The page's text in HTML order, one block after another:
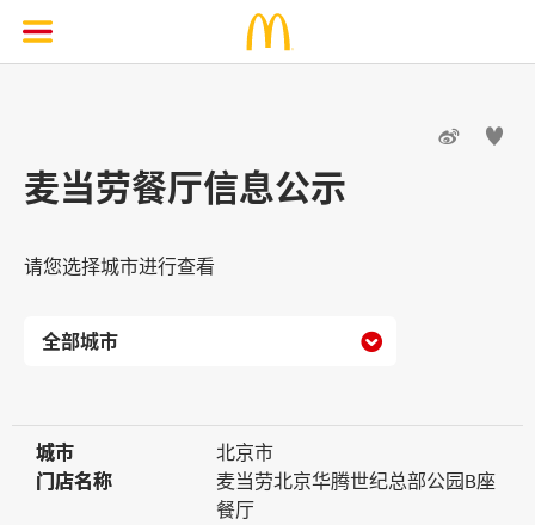
 
麦当劳餐厅信息公示
请您选择城市进行查看

城市
城市
北京市
门店名称
门店名称
麦当劳北京华腾世纪总部公园B座
餐厅